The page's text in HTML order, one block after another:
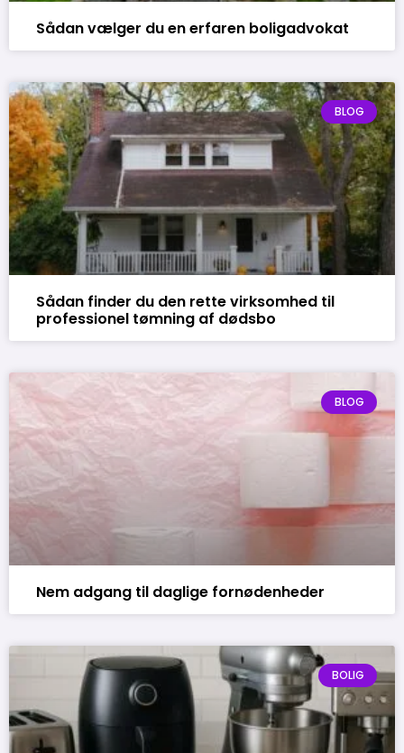
Sådan vælger du en erfaren boligadvokat
BLOG
Sådan finder du den rette virksomhed til
professionel tømning af dødsbo
BLOG
Nem adgang til daglige fornødenheder
BOLIG